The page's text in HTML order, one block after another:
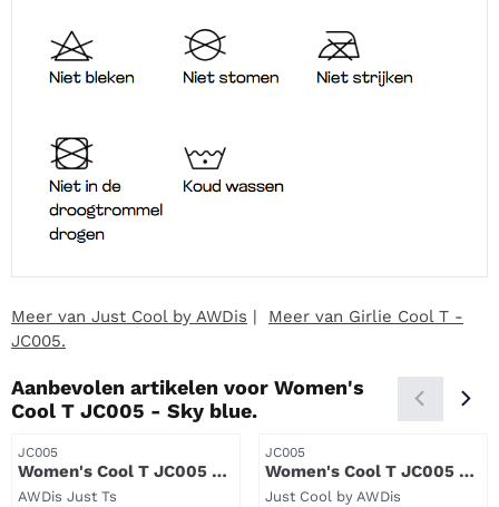
Meer van Just Cool by AWDis | Meer van Girlie Cool T -
JC005.
Aanbevolen artikelen voor Women's
Cool T JC005 - Sky blue.
Artikelnummer
JC005
Women's Cool T JC005 -
Hyper pink.
Merk:
AWDis Just Ts
Artikelnummer
JC005
Women's Cool T JC005 -
Arctic White.
Merk:
Just Cool by AWDis